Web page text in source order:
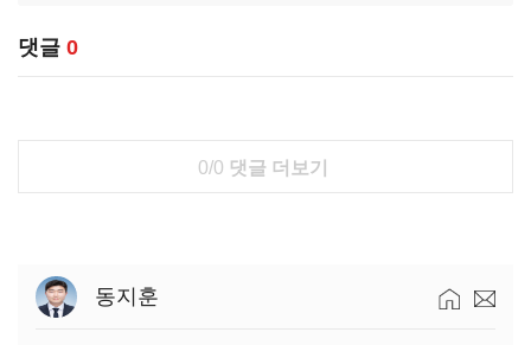
댓글 0
0/0 댓글 더보기
동지훈